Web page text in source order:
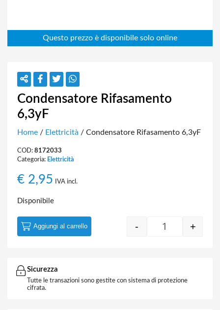
Condensatore Rifasamento
6,3yF
Home / Elettricità / Condensatore Rifasamento 6,3yF
COD: 8172033
Categoria: Elettricità
€ 2,95 IVA incl.
Disponibile
Condensatore
- +
Aggiungi al carrello
Sicurezza
Tutte le transazioni sono gestite con sistema di protezione
cifrata.